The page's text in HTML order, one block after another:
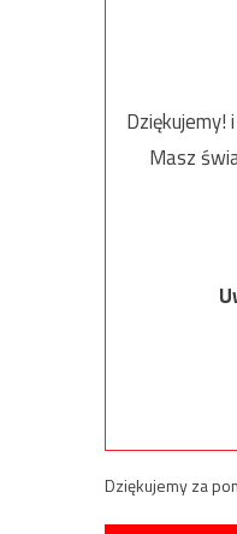
Dziękujemy!
Masz
Dziękujemy za